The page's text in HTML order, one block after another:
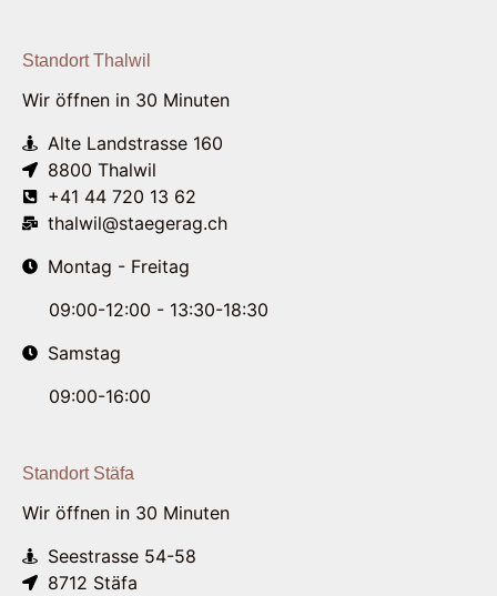
Standort Thalwil
Wir öffnen in 30 Minuten
Alte Landstrasse 160
8800 Thalwil
+41 44 720 13 62
thalwil@staegerag.ch
Montag - Freitag
09:00-12:00 - 13:30-18:30
Samstag
09:00-16:00
Standort Stäfa
Wir öffnen in 30 Minuten
Seestrasse 54-58
8712 Stäfa